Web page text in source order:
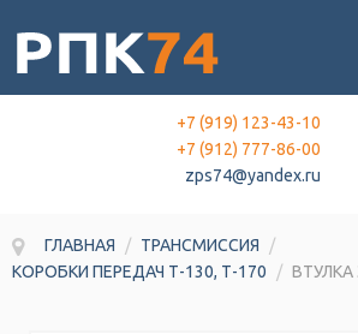
+7 (919) 123-43-10
+7 (912) 777-86-00
zps74@yandex.ru
ГЛАВНАЯ / ТРАНСМИССИЯ
/
КОРОБКИ ПЕРЕДАЧ Т-130, Т-170
/ ВТУЛКА